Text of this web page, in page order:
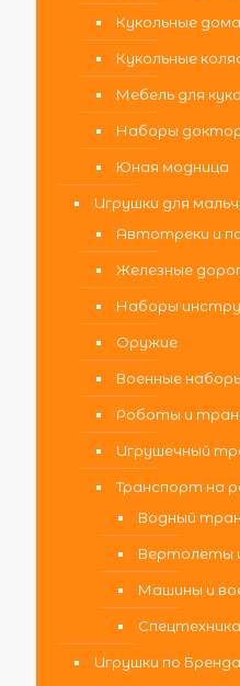
Кукольные дома
Кукольные
Мебель для
Наборы
Юная модница
Игрушки для
Автотреки и
Железные
Наборы
Оружие
Военные
Роботы и
Игрушечный
Транспорт на
Водный
Вертолеты
Машины и
Игрушки по